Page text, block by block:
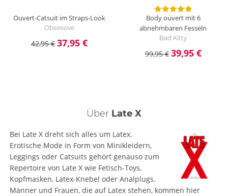
Ouvert-Catsuit im Straps-Look
Obsessive
42,95 € 37,95 €
Body ouvert mit 6
abnehmbaren Fesseln
Bad Kitty
99,95 € 39,95 €
Über Late X
Bei Late X dreht sich alles um Latex.
Erotische Mode in Form von Minikleidern,
Leggings oder Catsuits gehört genauso zum
Repertoire von Late X wie Fetisch-Toys,
Kopfmasken, Latex-Knebel oder Analplugs.
Männer und Frauen, die auf Latex stehen, kommen hier